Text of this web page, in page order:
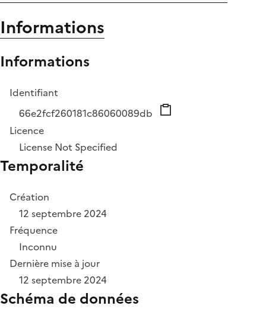
Informations
Informations
Identifiant
66e2fcf260181c86060089db
Licence
License Not Specified
Temporalité
Création
12 septembre 2024
Fréquence
Inconnu
Dernière mise à jour
12 septembre 2024
Schéma de données